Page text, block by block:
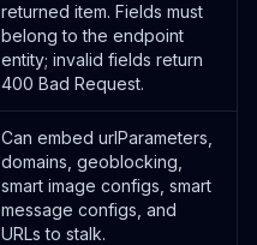
returned item. Fields must
belong to the endpoint
entity; invalid fields return
400 Bad Request.
Can embed urlParameters,
domains, geoblocking,
smart image configs, smart
message configs, and
URLs to stalk.